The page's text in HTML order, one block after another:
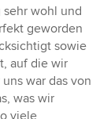
sehr wohl und
geworden
sowie
auf die wir
war das von
was wir